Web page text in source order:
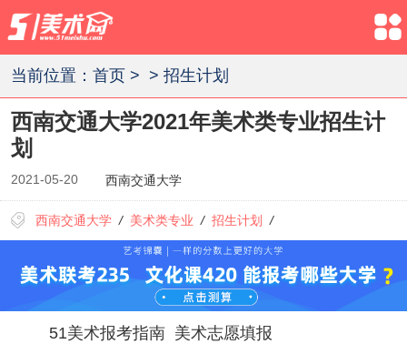
当前位置： 首页> > 招生计划
西南交通大学2021年美术类专业招生计
划
2021-05-20 西南交通大学
西南交通大学 / 美术类专业 / 招生计划 /
51美术报考指南 美术志愿填报